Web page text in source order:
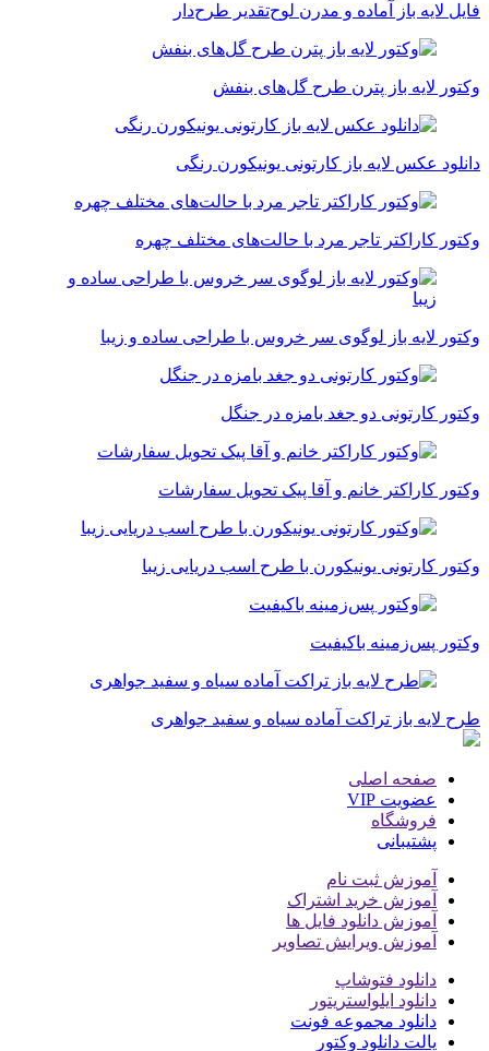
فایل لایه باز آماده و مدرن لوح‌تقدیر طرح‌دار
وکتور لایه باز پترن طرح گل‌های بنفش
دانلود عکس لایه باز کارتونی یونیکورن رنگی
وکتور کاراکتر تاجر مرد با حالت‌های مختلف چهره
وکتور لایه باز لوگوی سر خروس با طراحی ساده و زیبا
وکتور کارتونی دو جغد بامزه در جنگل
وکتور کاراکتر خانم و آقا پیک تحویل سفارشات
وکتور کارتونی یونیکورن با طرح اسب دریایی زیبا
وکتور پس‌زمینه باکیفیت
طرح لایه باز تراکت آماده سیاه و سفید جواهری
صفحه اصلی
عضویت VIP
فروشگاه
پشتیبانی
آموزش ثبت نام
آموزش خرید اشتراک
آموزش دانلود فایل ها
آموزش ویرایش تصاویر
دانلود فتوشاپ
دانلود ایلواستریتور
دانلود مجموعه فونت
پالت دانلود وکتور